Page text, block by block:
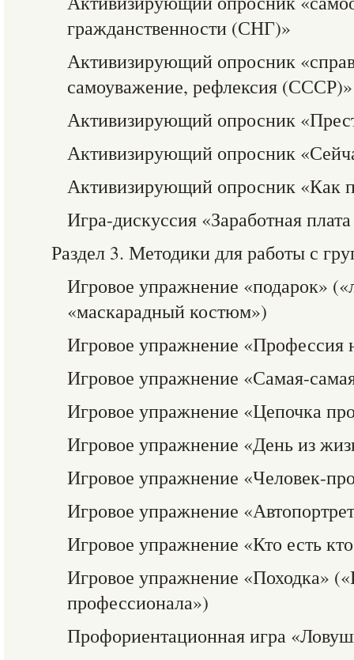
гражданственности (СНГ)»
Активизирующий опросник
самоуважение, рефлексия (СССР)»
Активизирующий опросник
Активизирующий опросник
Активизирующий опросник «Как
Игра-дискуссия «Заработная
Раздел 3. Методики для работы с
Игровое упражнение «подарок»
«маскарадный костюм»)
Игровое упражнение «Профессия
Игровое упражнение «Самая-
Игровое упражнение «Цепочка
Игровое упражнение «День из
Игровое упражнение «Человек-
Игровое упражнение
Игровое упражнение «Кто есть
Игровое упражнение «Походка»
профессионала»)
Профориентационная игра